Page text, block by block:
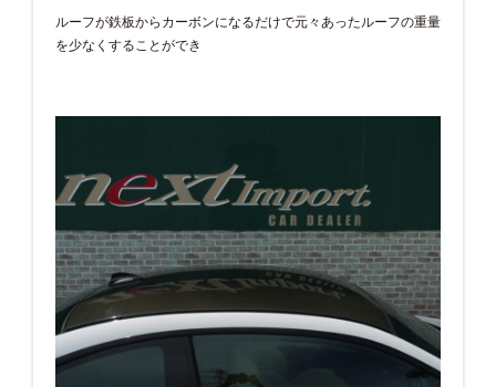
ルーフが鉄板からカーボンになるだけで元々あったルーフの重量
を少なくすることができ